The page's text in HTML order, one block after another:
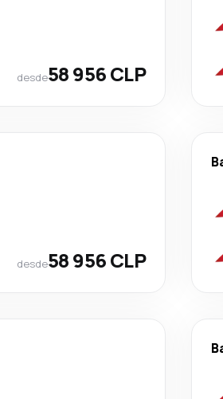
desde58 956 CLP
desde58 956 CLP